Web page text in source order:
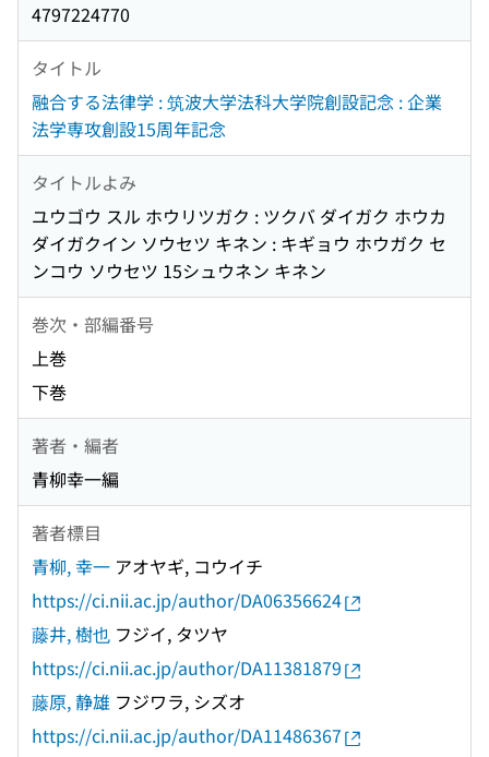
4797224770
タイトル
融合する法律学 : 筑波大学法科大学院創設記念 : 企業
法学専攻創設15周年記念
タイトルよみ
ユウゴウ スル ホウリツガク : ツクバ ダイガク ホウカ
ダイガクイン ソウセツ キネン : キギョウ ホウガク セ
ンコウ ソウセツ 15シュウネン キネン
巻次・部編番号
上巻
下巻
著者・編者
青柳幸一編
著者標目
青柳, 幸一 アオヤギ, コウイチ
https://ci.nii.ac.jp/author/DA06356624
藤井, 樹也 フジイ, タツヤ
https://ci.nii.ac.jp/author/DA11381879
藤原, 静雄 フジワラ, シズオ
https://ci.nii.ac.jp/author/DA11486367